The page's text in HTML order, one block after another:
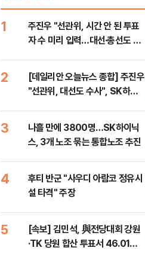
1
주진우 "선관위, 시간 안 된 투표
자 수 미리 입력…대선·총선도 수
2
[데일리안 오늘뉴스 종합] 주진우
"선관위, 대선도 수사", SK하이
3
나흘 만에 3800명…SK하이닉
스, 3개 노조 묶는 통합노조 추진
4
후티 반군 "사우디 아람코 정유시
설 타격" 주장
5
[속보] 김민석, 與전당대회 강원
·TK 당원 합산 투표서 46.01%